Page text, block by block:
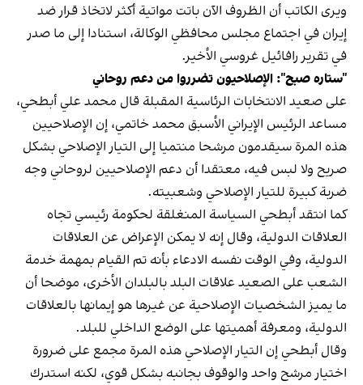
ويرى الكاتب أن الظروف الآن باتت مواتية أكثر لاتخاذ قرار ضد
إيران في اجتماع مجلس محافظي الوكالة، استنادا إلى ما صدر
في تقرير رافائيل غروسي الأخير.
"ستاره صبح": الإصلاحيون تضرروا من دعم روحاني
على صعيد الانتخابات الرئاسية المقبلة قال محمد علي أبطحي،
مساعد الرئيس الإيراني الأسبق محمد خاتمي، إن الإصلاحيين
هذه المرة سيقدمون مرشحا منتميا إلى التيار الإصلاحي بشكل
صريح ولا لبس فيه، معتقدا أن دعم الإصلاحيين لروحاني وجه
ضربة كبيرة للتيار الإصلاحي وشعبيته.
كما انتقد أبطحي السياسة المنغلقة لحكومة رئيسي تجاه
العلاقات الدولية، وقال إنه لا يمكن الإعراض عن العلاقات
الدولية، وفي الوقت نفسه الادعاء بأنه تم القيام بمهمة خدمة
الشعب على الصعيد علاقات البلد بالبلدان الأخرى، موضحا أن
ما يميز الشخصيات الإصلاحية عن غيرها هو إيمانها بالعلاقات
الدولية، ومعرفة أهميتها على الوضع الداخلي للبلد.
وقال أبطحي إن التيار الإصلاحي هذه المرة مجمع على ضرورة
اختيار مرشح واحد والوقوف بجانبه بشكل قوي، لكنه استدرك